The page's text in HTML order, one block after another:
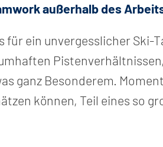
außerhalb des
für ein unvergesslicher
ganz Besonderem.
können, Teil eines so